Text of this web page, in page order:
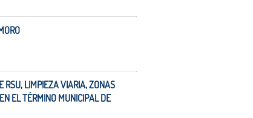
RSU, LIMPIEZA VIARIA, ZONAS
EL TÉRMINO MUNICIPAL DE